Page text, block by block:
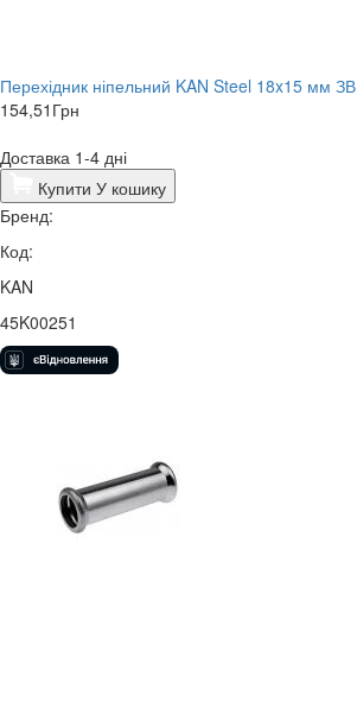
Перехідник ніпельний KAN Steel 18x15 мм ЗВ
154,51 Грн
Доставка 1-4 дні
Купити У кошику
Бренд:
Код:
KAN
45K00251